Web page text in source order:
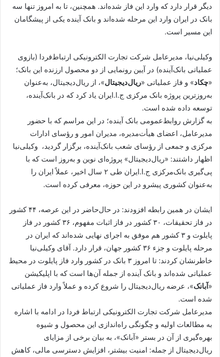
دیگر قرار دارد که وارد این فاز شده‌اند. همچنین، تا به امروز تنها سه
بانک در ایران وارد این مرحله شده‌اند و بانک آینده یکی از پیشگامان
این مسیر است.
وکیلی‌نیا، مدیرعامل شرکت تجارت الکترونیکی ارتباط‌فردا (بازوی
عملیاتی بانک‌آینده) در آیین رونمایی از دو محصول ارزنده این بانک؛
«چکاد» و فاز عملیاتی «ریال‌دیجیتال»، از ریال‌دیجیتال، به‌عنوان
به‌روزترین پروژه بانک‌ مرکزی ج.ا.ایران یاد کرد که در بانک‌آینده،
توسعه داده شده است.
به گزارش روابط‌عمومی بانک آینده؛ در این مراسم که با حضور
مدیرعامل، اعضای هیأت‌مدیره، مدیران امور و رؤسای ادارات
مرکزی و جمعی از رؤسای شعب بانک‌آینده، برگزار گردید، وکیلی‌نیا
اظهار داشتند: «ریال‌دیجیتال» پروژه‌ای نوین و به‌روز است که با
پی‌گیری بانک‌مرکزی ج.ا.ایران طی ۲ سال اخیر، عملاً ایران را
به‌عنوان کشوری پیشرو در این حوزه، معرفی کرده است.
ایشان در همین رابطه افزودند: در حال‌حاضر در این عرصه، ۴۴ کشور
در فاز تحقیقات، ۳۰ کشور در فاز اثبات مفهوم، ۳۶ کشور در فاز
پایلوت و ۳ کشور هم موفق به اجرای نهایی شده‌اند که ایران در
مرحله پایلوت و جزء ۳۶ کشور جهان، قرار دارد. آقای وکیلی‌نیا
خاطرنشان کردند: تا امروز ۳ بانک در کشور وارد فاز پایلوت در محیط
عملیاتی شده‌اند و بانک آینده از جمله آن‌ها است که با اپلیکیشن
«آبانک»، عرضه ریال‌دیجیتال را شروع کرده و عملاً وارد فاز عملیاتی
شده است.
مدیرعامل شرکت تجارت الکترونیکی ارتباط فردا در ادامه با اشاره
به مطالعات اولیه و چگونگی راه‌اندازی این محصول و شیوه
بهره‌گیری از آن در بستر «آبانک»، به بیان برخی از مزایای
ریال‌دیجیتال از جمله: امنیت بیشتر، افزایش دسترسی مالی، کاهش